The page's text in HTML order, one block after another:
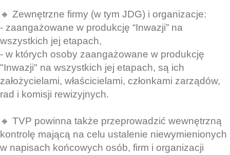
🔸 Zewnętrzne firmy (w tym JDG) i organizacje:
- zaangażowane w produkcję “Inwazji” na
wszystkich jej etapach,
- w których osoby zaangażowane w produkcję
"Inwazji" na wszystkich jej etapach, są ich
założycielami, właścicielami, członkami zarządów,
rad i komisji rewizyjnych.
🔸 TVP powinna także przeprowadzić wewnętrzną
kontrolę mającą na celu ustalenie niewymienionych
w napisach końcowych osób, firm i organizacji